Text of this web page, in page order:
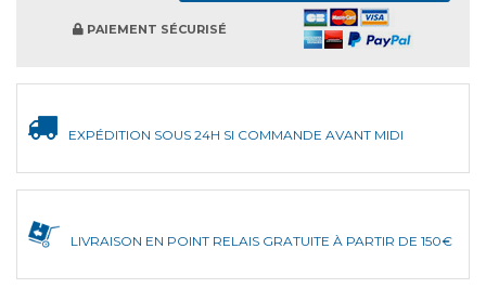
PAIEMENT SÉCURISÉ
EXPÉDITION SOUS 24H SI COMMANDE AVANT MIDI
LIVRAISON EN POINT RELAIS GRATUITE À PARTIR DE 150€